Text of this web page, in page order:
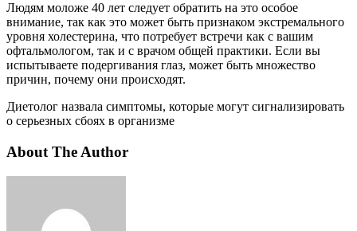
Людям моложе 40 лет следует обратить на это особое
внимание, так как это может быть признаком экстремального
уровня холестерина, что потребует встречи как с вашим
офтальмологом, так и с врачом общей практики. Если вы
испытываете подергивания глаз, может быть множество
причин, почему они происходят.
Диетолог назвала симптомы, которые могут сигнализировать
о серьезных сбоях в организме
About The Author